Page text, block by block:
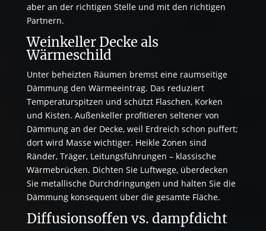
aber an der richtigen Stelle und mit den richtigen
Partnern.
Weinkeller Decke als
Wärmeschild
Unter beheizten Räumen bremst eine raumseitige
Dämmung den Wärmeeintrag. Das reduziert
Temperaturspitzen und schützt Flaschen, Korken
und Kisten. Außenkeller profitieren seltener von
Dämmung an der Decke, weil Erdreich schon puffert;
dort wird Masse wichtiger. Heikle Zonen sind
Ränder, Träger, Leitungsführungen – klassische
Wärmebrücken. Dichten Sie Luftwege, überdecken
Sie metallische Durchdringungen und halten Sie die
Dämmung konsequent über die gesamte Fläche.
Diffusionsoffen vs. dampfdicht